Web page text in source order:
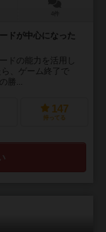
ドが中心になった
ドの能力を活用し
、ゲーム終了で
勝...
147
持ってる